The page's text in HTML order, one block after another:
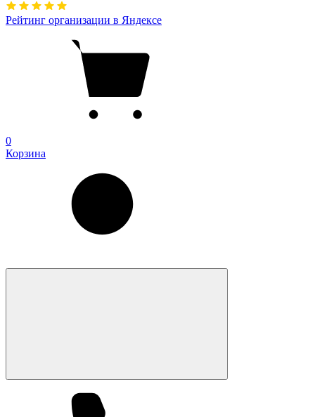
Рейтинг организации в Яндексе
0
Корзина